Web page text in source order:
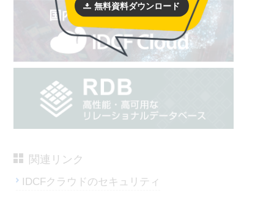
関連リンク
IDCFクラウドのセキュリティ
無料資料ダウンロード